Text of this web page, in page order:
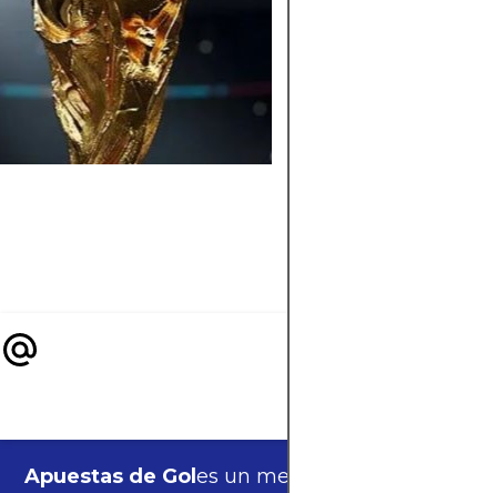
Apuestas de Goles un medio de